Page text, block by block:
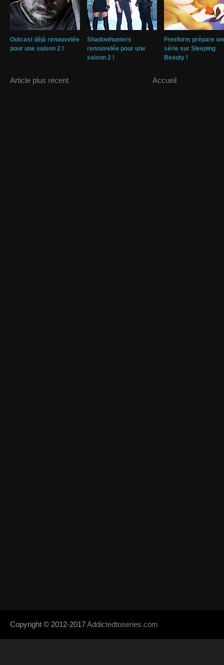
Outcast déjà renouvelée
pour une saison 2 !
Shadowhunters
renouvelée pour une
saison 2 !
Freeform prépare
série sur Sleeping
Beauty !
Article plus récent Accueil
Copyright © 2012-2017Addictedtoseries.com